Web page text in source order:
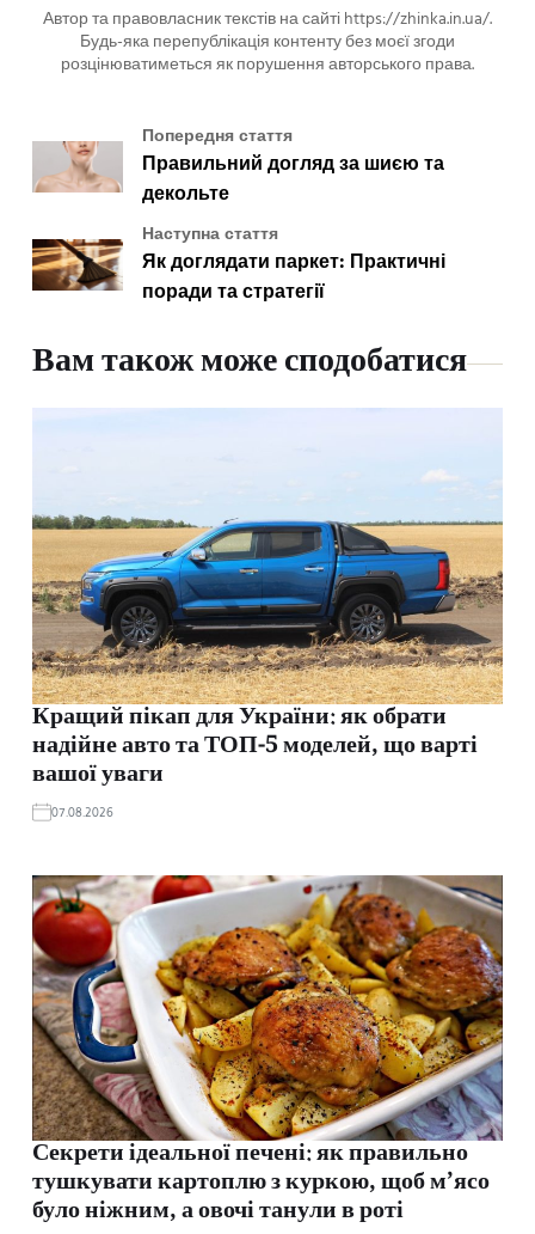
Автор та правовласник текстів на сайті https://zhinka.in.ua/.
Будь-яка перепублікація контенту без моєї згоди
розцінюватиметься як порушення авторського права.
Попередня стаття
Правильний догляд за шиєю та
декольте
Наступна стаття
Як доглядати паркет: Практичні
поради та стратегії
Вам також може сподобатися
Кращий пікап для України: як обрати
надійне авто та ТОП-5 моделей, що варті
вашої уваги
07.08.2026
Секрети ідеальної печені: як правильно
тушкувати картоплю з куркою, щоб м’ясо
було ніжним, а овочі танули в роті